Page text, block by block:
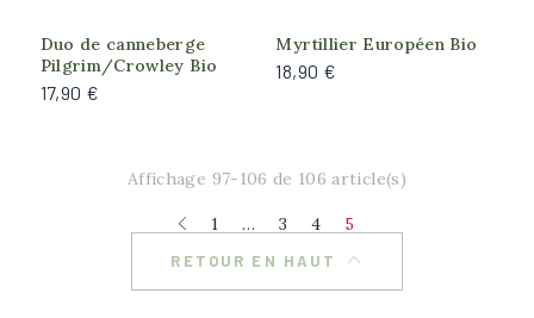
Semi-persistant
Arbustif
Grimpant
Produit actuellement
indisponible
Duo de canneberge
Pilgrim/Crowley Bio
17,90 €
Produit actuellement
indisponible
Myrtillier Européen Bio
18,90 €
Affichage 97-106 de 106 article(s)
1 … 3 4 5
RETOUR EN HAUT